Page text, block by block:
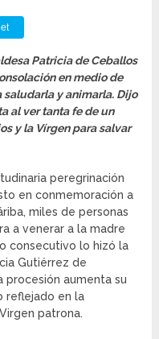
Patricia de Ceballos
en medio de
y animarla. Dijo
al ver tanta fe de un
y la Vírgen para salvar
peregrinación
en conmemoración a
miles de personas
a venerar a la madre
consecutivo lo hizó la
Gutiérrez de
procesión aumenta su
reflejado en la
patrona.